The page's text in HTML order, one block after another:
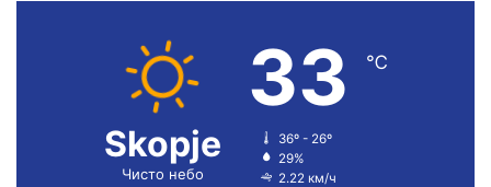
Skopje
Чисто небо
33 ℃
36º - 26º
29%
2.22 км/ч